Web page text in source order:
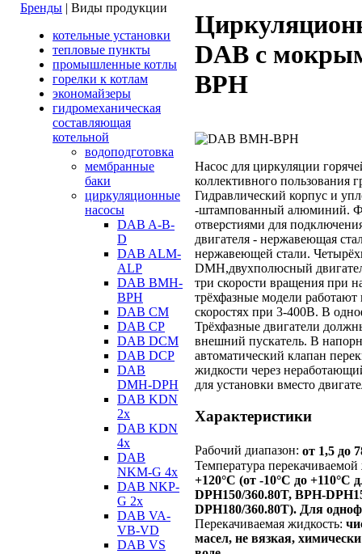
Бренды | Виды продукции
котельные установки
тепловые пункты
промышленные котлы
горелки к котлам
экономайзеры
гидромеханическая
составляющая
котельной
водоподготовка
мембранные
баки
циркуляционные
насосы
DAB A-B-
D
DAB ALM-
ALP
DAB BMH-
BPH
DAB CM
DAB CP
DAB DCM
DAB DCP
DAB
DMH-DPH
DAB KDN
2х
DAB KDN
4х
DAB
NKM-G 4х
DAB NKP-
G 2х
DAB VA-
VB-VD
DAB VS
DAB с
BPH
Насос для циркуляции
коллективного пользования
Гидравлический корпус и
-штампованный алюминий.
отверстиями для
двигателя - нержавеющая
нержавеющей стали.
DМН,двухполюсный
три скорости вращения при
трёхфазные модели
скоростях при 3-400В. В
Трёхфазные двигатели
внешний пускатель. В
автоматический клапан
жидкости через
для установки вместо
Характеристики
Рабочий диапазон: от 1,5 до
Температура
+120°С (от -10°С до +110°С
DPH150/360.80T, BPH-
DPH180/360.80Т). Для
Перекачиваемая жидкость:
масел, не вязкая,